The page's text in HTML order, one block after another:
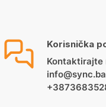
Korisnička
Kontaktirajte